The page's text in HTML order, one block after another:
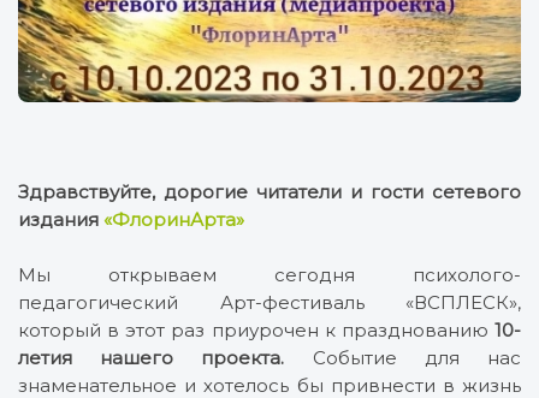
Здравствуйте, дорогие читатели и гости сетевого
издания «ФлоринАрта»
Мы открываем сегодня психолого-
педагогический Арт-фестиваль «ВСПЛЕСК»,
который в этот раз приурочен к празднованию 10-
летия нашего проекта. Событие для нас
знаменательное и хотелось бы привнести в жизнь